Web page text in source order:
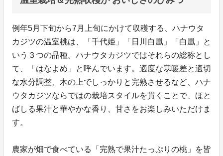
例年5月下旬から7月上旬にかけて収穫する、ハナウタ
カジツの温室桃は、「千代姫」「日川白凰」「白凰」と
いう３つの品種。ハナウタカジツではそれらの総称とし
て、「はなよめ」と呼んでいます。適度な寒暖差と適切
な水分調整、木の上でしっかりと完熟させるなど、ハナ
ウタカジツならではの栽培スタイルを貫くことで、ほと
ばしる果汁と華やかな香り、甘さをお楽しみいただけま
す。
農家が畑で食べている「完熟で果汁たっぷりの桃」を皆